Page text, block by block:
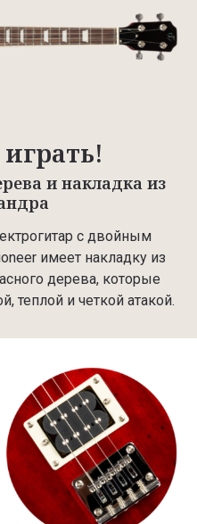
и накладка из
с двойным
имеет накладку из
дерева, которые
теплой и четкой атакой.